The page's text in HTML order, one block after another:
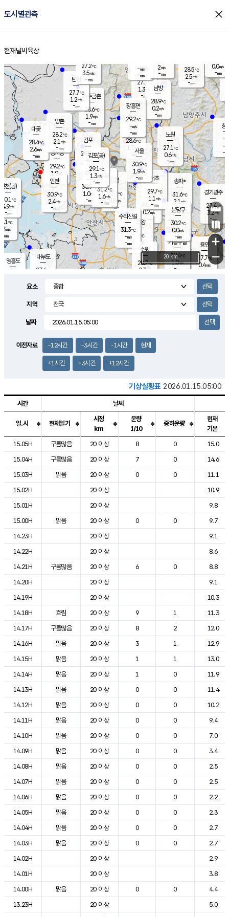
도시별관측 close
홈
현재날씨 육상
의도
℃
m/s
mm
영흥도
양주
27.7℃
1.3
-mm
과천
26.7℃
0.2m/s
- mm
용인
27.7℃
0.4m/s
경기광주
27.4℃
3.2m/s
-mm
2.2m/s
대부도
27.6
경서동
29.2℃
1.9m/s
-mm
파주금촌
28.6℃
1.9m/s
-mm
28.5℃
2.5m/s
-mm
대곶
28.4℃
2.6m/s
-mm
창
-
-m/
-
탄현
27.7℃
1.2m/s
-mm
0.0m/s
-mm
의왕
- ℃
m/s
mm
김포
29.7℃
-m/s
mm
광명
32.7 ℃
0.8 m/s
-mm
부천
30.9℃
1.0m/s
-mm
양촌
28.2℃
2.1 m/s
-mm
구로
31.2℃
1.6m/s
-mm
은평
28.6℃
1.7 m/s
- mm
노원
27.1℃
0.6m/s
-mm
송파*
31.6℃
2.1 m/s
-mm
서초
29.7℃
1.1 m/s
-mm
남방
28.9℃
0.2m/s
-mm
기흥구갈
29.4℃
1.0m/s
-
수리산길
31.3℃
-m/s
-mm
분당구
30.2℃
0.0m/s
-mm
장흥면
29.2℃
-m/s
-mm
-m/s
-mm
인천(공)
30.1℃
4.9m/s
-mm
김포(공)
29.1℃
1.3m/s
-mm
수원
28.7℃
0.3 m/s
인천
30.9℃
2.4m/s
-mm
서울
30.9℃
1.9m/s
-mm
27.2℃
3.5m/s
-mm
2m/s
-mm
+
−
20 km
요소
지역
날짜
이전자료 -12시간 -3시간 -1시간 현재
+1시간 +3시간 +12시간
기상실황표 2026.01.15.05:00
도시별 기상실황표로 지점, 날씨, 기온, 강수, 바람, 기압등을 안내한 표입
시간 날씨
일.시 현재일기
시정
km
운량
1/10
중하운량
현재
기온
15.05H
구름많음 20 이상 8 0
15.0
15.04H
구름많음 20 이상 7 0
14.6
15.03H
맑음 20 이상 0 0
11.1
15.02H
20 이상
10.9
15.01H
20 이상
9.8
15.00H
맑음 20 이상 0 0
9.7
14.23H
20 이상
9.1
14.22H
20 이상
8.6
14.21H
구름많음 20 이상 6 0
8.8
14.20H
20 이상
9.1
14.19H
20 이상
10.3
14.18H
흐림 20 이상 9 1
11.3
14.17H
구름많음 20 이상 8 2
12.0
14.16H
맑음 20 이상 3 1
12.9
14.15H
맑음 20 이상 1 1
13.0
14.14H
맑음 20 이상 1 0
11.9
14.13H
맑음 20 이상 0 0
11.4
14.12H
맑음 20 이상 0 0
10.2
14.11H
맑음 20 이상 0 0
9.4
14.10H
맑음 20 이상 0 0
7.0
14.09H
맑음 20 이상 0 0
3.4
14.08H
맑음 20 이상 0 0
2.5
14.07H
맑음 20 이상 0 0
2.5
14.06H
맑음 20 이상 0 0
2.2
14.05H
맑음 20 이상 0 0
2.3
14.04H
맑음 20 이상 0 0
2.7
14.03H
맑음 20 이상 0 0
2.7
14.02H
20 이상
2.9
14.01H
20 이상
3.8
14.00H
맑음 20 이상 0 0
4.4
13.23H
20 이상
5.0